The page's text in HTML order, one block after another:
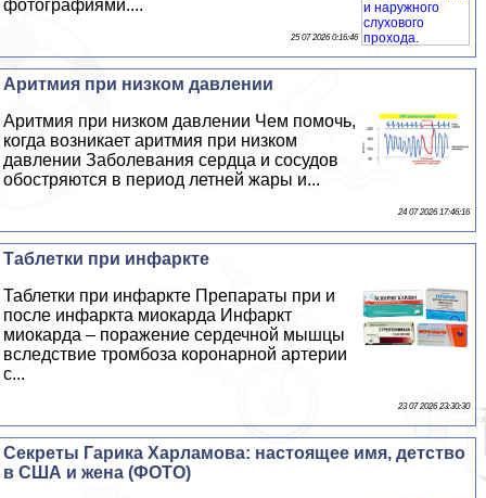
фотографиями....
25 07 2026 0:16:46
Аритмия при низком давлении
Аритмия при низком давлении Чем помочь,
когда возникает аритмия при низком
давлении Заболевания сердца и сосудов
обостряются в период летней жары и...
24 07 2026 17:46:16
Таблетки при инфаркте
Таблетки при инфаркте Препараты при и
после инфаркта миокарда Инфаркт
миокарда – поражение сердечной мышцы
вследствие тромбоза коронарной артерии
с...
23 07 2026 23:30:30
Секреты Гарика Харламова: настоящее имя, детство
в США и жена (ФОТО)